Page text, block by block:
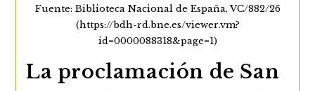
Fuente: Biblioteca Nacional de España, VC/882/26
(https://bdh-rd.bne.es/viewer.vm?
id=0000088318&page=1)
La proclamación de San